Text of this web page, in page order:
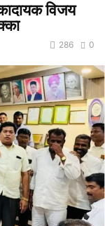
विजय
0
286